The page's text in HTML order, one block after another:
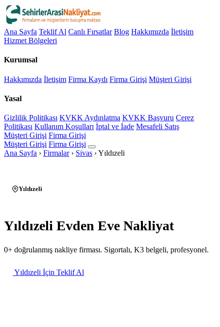
Ana Sayfa Teklif Al Canlı Fırsatlar Blog Hakkımızda İletişim
Hizmet Bölgeleri
Kurumsal
Hakkımızda İletişim Firma Kaydı Firma Girişi Müşteri Girişi
Yasal
Gizlilik Politikası KVKK Aydınlatma KVKK Başvuru Çerez
Politikası Kullanım Koşulları İptal ve İade Mesafeli Satış
Müşteri Girişi Firma Girişi
Müşteri Girişi Firma Girişi
Ana Sayfa › Firmalar › Sivas ›Yıldızeli
Yıldızeli
Yıldızeli Evden Eve Nakliyat
0+ doğrulanmış nakliye firması. Sigortalı, K3 belgeli, profesyonel.
Yıldızeli İçin Teklif Al